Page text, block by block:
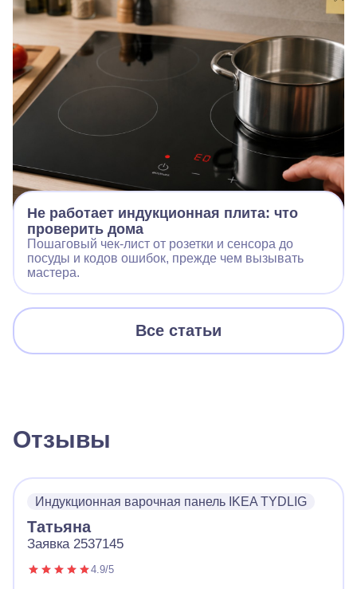
Не работает индукционная плита: что
проверить дома
Пошаговый чек‑лист от розетки и сенсора до
посуды и кодов ошибок, прежде чем вызывать
мастера.
Все статьи
Отзывы
Индукционная варочная панель IKEA TYDLIG
Татьяна
Заявка 2537145
4.9/5